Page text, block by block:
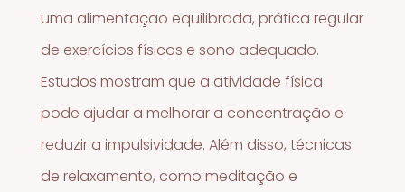
uma alimentação equilibrada, prática regular
de exercícios físicos e sono adequado.
Estudos mostram que a atividade física
pode ajudar a melhorar a concentração e
reduzir a impulsividade. Além disso, técnicas
de relaxamento, como meditação e